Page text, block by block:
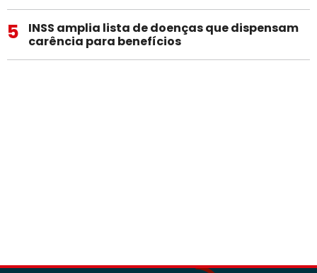
5
INSS amplia lista de doenças que dispensam
carência para benefícios